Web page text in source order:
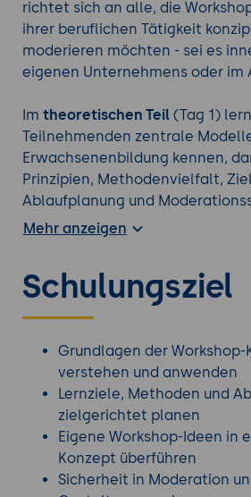
richtet sich an alle, die
ihrer beruflichen Tätigkeit
moderieren möchten - sei es
eigenen Unternehmens oder im
Im theoretischen Teil (Tag 1)
Teilnehmenden zentrale
Erwachsenenbildung kennen,
Prinzipien, Methodenvielfalt,
Ablaufplanung und
vermittelt, wie Lernziele klar
praktische Teil2 Tage bietet
Teilnehmenden entwerfen ein
Konzept, erproben Methoden,
Workshop-Situationen und
Aufbau, Moderation und Wirkung.
Reflexionsphasen und
unterstützen den Transfer in die
Mehr anzeigen
Schulungsziel
Grundlagen der Workshop-
verstehen und anwenden
Lernziele, Methoden und
zielgerichtet planen
Eigene Workshop-Ideen in
Konzept überführen
Sicherheit in Moderation